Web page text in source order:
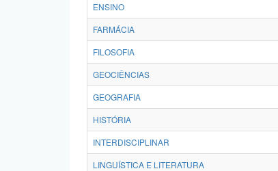
ENSINO
FARMÁCIA
FILOSOFIA
GEOCIÊNCIAS
GEOGRAFIA
HISTÓRIA
INTERDISCIPLINAR
LINGUÍSTICA E LITERATURA